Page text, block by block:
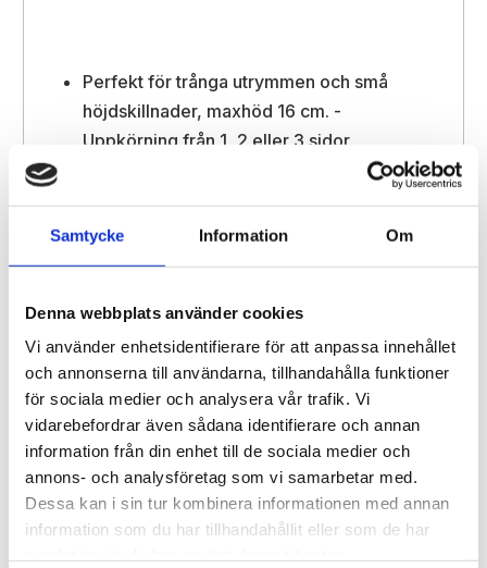
Samtycke Information Om
Denna webbplats använder cookies
Vi använder enhetsidentifierare för att anpassa innehållet
och annonserna till användarna, tillhandahålla funktioner
för sociala medier och analysera vår trafik. Vi
vidarebefordrar även sådana identifierare och annan
information från din enhet till de sociala medier och
annons- och analysföretag som vi samarbetar med.
Dessa kan i sin tur kombinera informationen med annan
information som du har tillhandahållit eller som de har
Perfekt för trånga utrymmen och små
höjdskillnader, maxhöd 16 cm. -
Uppkörning från 1, 2 eller 3 sidor.
Kan användas som trapp-plan eller
vändplan.
Moduler som byggs ihop.
Halksäkert
Snabbmonterat
Avåkningskydd kan monteras.
Trappanslutning kan monteras.
Kontakta gärna våra kunniga säljare!